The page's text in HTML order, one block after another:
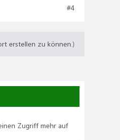
#4
erstellen zu können.)
Zugriff mehr auf